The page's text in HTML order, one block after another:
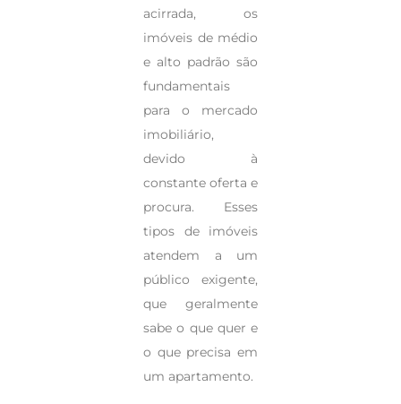
acirrada, os
imóveis de médio
e alto padrão são
fundamentais
para o mercado
imobiliário,
devido à
constante oferta e
procura. Esses
tipos de imóveis
atendem a um
público exigente,
que geralmente
sabe o que quer e
o que precisa em
um apartamento.